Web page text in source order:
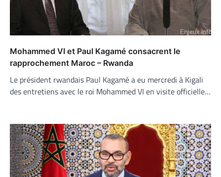
Mohammed VI et Paul Kagamé consacrent le
rapprochement Maroc – Rwanda
Le président rwandais Paul Kagamé a eu mercredi à Kigali
des entretiens avec le roi Mohammed VI en visite officielle…